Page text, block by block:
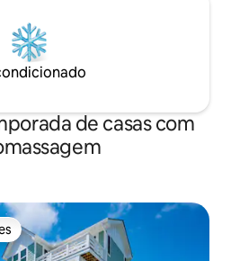
de casas com
dos hóspedes